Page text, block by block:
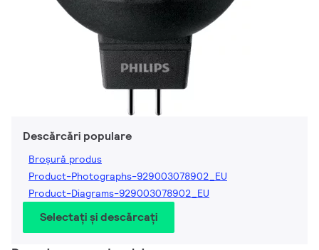
Descărcări populare
Broșură produs
Product-Photographs-929003078902_EU
Product-Diagrams-929003078902_EU
Selectați și descărcați